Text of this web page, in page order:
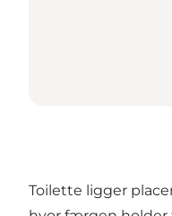
Toilette ligger